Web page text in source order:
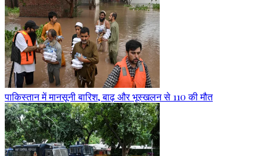
पाकिस्तान में मानसूनी बारिश, बाढ़ और भूस्खलन से 110 की मौत